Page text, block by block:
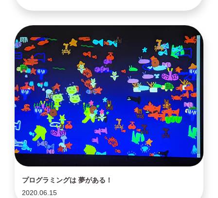
プログラミングは 夢がある！
2020.06.15